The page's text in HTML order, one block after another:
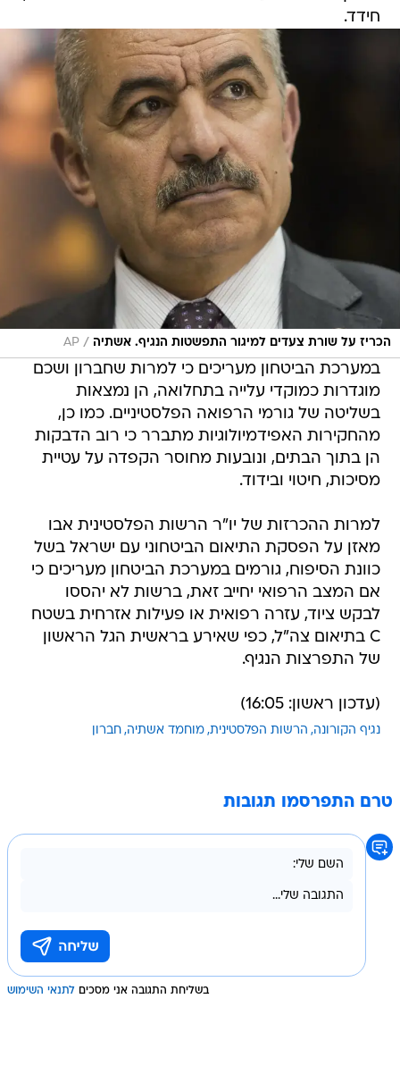
חידד.
הכריז על שורת צעדים למיגור התפשטות הנגיף. אשתיה /
AP
במערכת הביטחון מעריכים כי למרות שחברון ושכם
מוגדרות כמוקדי עלייה בתחלואה, הן נמצאות
בשליטה של גורמי הרפואה הפלסטיניים. כמו כן,
מהחקירות האפידמיולוגיות מתברר כי רוב הדבקות
הן בתוך הבתים, ונובעות מחוסר הקפדה על עטיית
מסיכות, חיטוי ובידוד.
למרות ההכרזות של יו"ר הרשות הפלסטינית אבו
מאזן על הפסקת התיאום הביטחוני עם ישראל בשל
כוונת הסיפוח, גורמים במערכת הביטחון מעריכים כי
אם המצב הרפואי יחייב זאת, ברשות לא יהססו
לבקש ציוד, עזרה רפואית או פעילות אזרחית בשטח
C בתיאום צה"ל, כפי שאירע בראשית הגל הראשון
של התפרצות הנגיף.
(עדכון ראשון: 16:05)
נגיף הקורונה הרשות הפלסטינית מוחמד אשתיה חברון
טרם התפרסמו תגובות
בשליחת התגובה אני מסכים לתנאי השימוש